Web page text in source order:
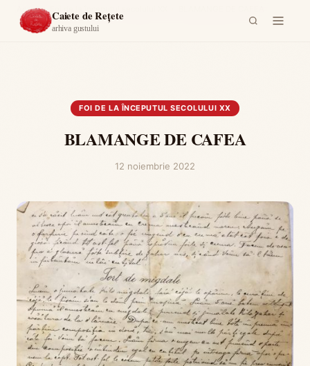
Caiete de Rețete
arhiva gustului
Acasă ›
FOI DE LA ÎNCEPUTUL SECOLULUI XX
BLAMANGE DE CAFEA
12 noiembrie 2022